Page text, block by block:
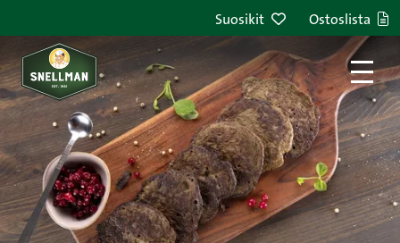
Suosikit Ostoslista